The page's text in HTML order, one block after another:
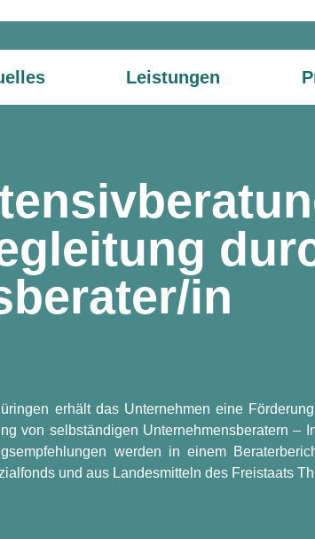
Leistungen
in
erhält das Unternehmen eine
von selbständigen Unternehmensberatern –
werden in einem
und aus Landesmitteln des Freistaats